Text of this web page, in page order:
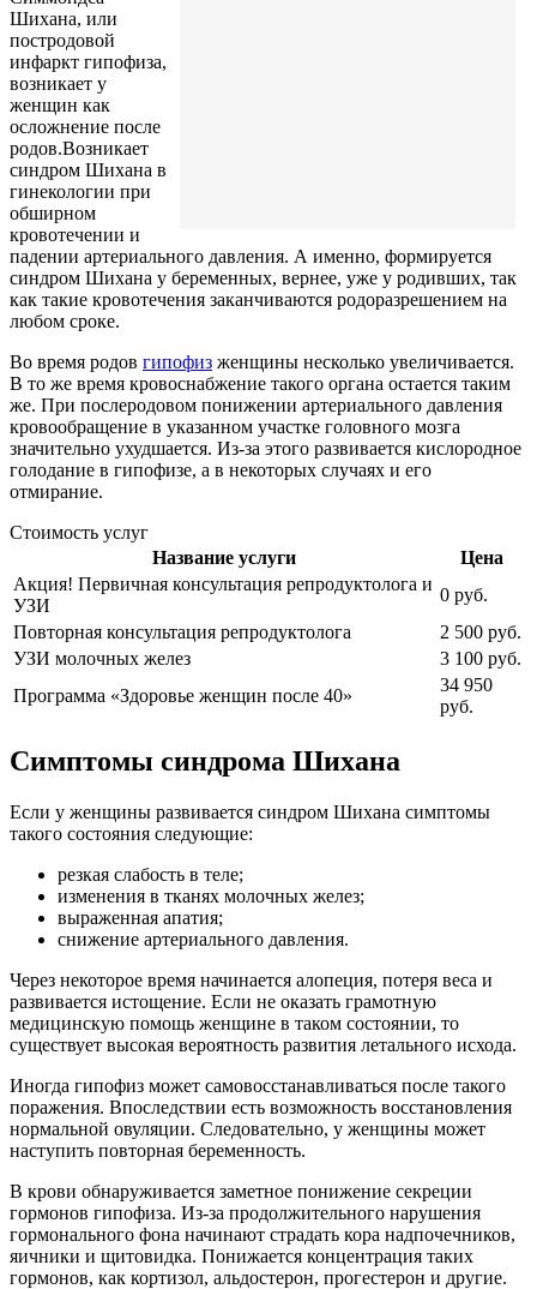
Шихана, или
постродовой
инфаркт гипофиза,
возникает у
женщин как
осложнение после
родов.Возникает
синдром Шихана в
гинекологии при
обширном
кровотечении и
падении артериального давления. А именно, формируется
синдром Шихана у беременных, вернее, уже у родивших, так
как такие кровотечения заканчиваются родоразрешением на
любом сроке.
Во время родов гипофиз женщины несколько увеличивается.
В то же время кровоснабжение такого органа остается таким
же. При послеродовом понижении артериального давления
кровообращение в указанном участке головного мозга
значительно ухудшается. Из-за этого развивается кислородное
голодание в гипофизе, а в некоторых случаях и его
отмирание.
Стоимость услуг
Название услуги
Цена
Акция! Первичная консультация репродуктолога и
УЗИ
0 руб.
Повторная консультация репродуктолога
2 500 руб.
УЗИ молочных желез
3 100 руб.
Программа «Здоровье женщин после 40»
34 950
руб.
Симптомы синдрома Шихана
Если у женщины развивается синдром Шихана симптомы
такого состояния следующие:
резкая слабость в теле;
изменения в тканях молочных желез;
выраженная апатия;
снижение артериального давления.
Через некоторое время начинается алопеция, потеря веса и
развивается истощение. Если не оказать грамотную
медицинскую помощь женщине в таком состоянии, то
существует высокая вероятность развития летального исхода.
Иногда гипофиз может самовосстанавливаться после такого
поражения. Впоследствии есть возможность восстановления
нормальной овуляции. Следовательно, у женщины может
наступить повторная беременность.
В крови обнаруживается заметное понижение секреции
гормонов гипофиза. Из-за продолжительного нарушения
гормонального фона начинают страдать кора надпочечников,
яичники и щитовидка. Понижается концентрация таких
гормонов, как кортизол, альдостерон, прогестерон и другие.